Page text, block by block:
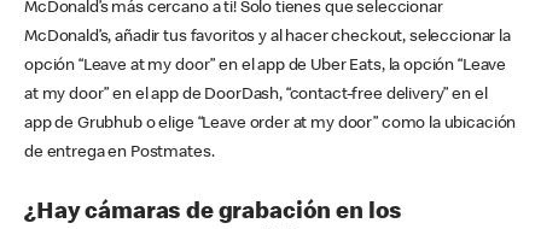
McDonald’s más cercano a ti! Solo tienes que seleccionar
McDonald’s, añadir tus favoritos y al hacer checkout, seleccionar la
opción “Leave at my door” en el app de Uber Eats, la opción “Leave
at my door” en el app de DoorDash, “contact-free delivery” en el
app de Grubhub o elige “Leave order at my door” como la ubicación
de entrega en Postmates.
¿Hay cámaras de grabación en los